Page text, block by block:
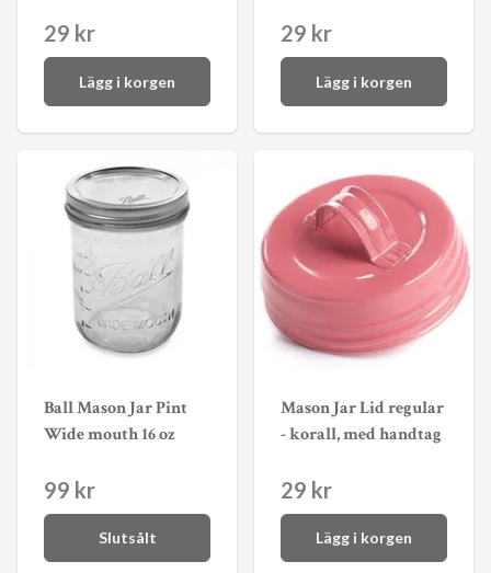
29 kr
Lägg i korgen
29 kr
Lägg i korgen
Ball Mason Jar Pint
Wide mouth 16 oz
99 kr
Slutsålt
Mason Jar Lid regular
- korall, med handtag
29 kr
Lägg i korgen